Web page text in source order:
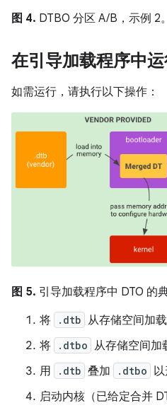
图 4. DTBO 分区 A/B，示例 2。
在引导加载程序中
如需运行，请执行以下操作：
图 5. 引导加载程序中 DTO 的
将
.dtb 从存储空间加载
将
.dtbo 从存储空间加
用
.dtb 叠加 .dtbo 以
启动内核（已给定合并